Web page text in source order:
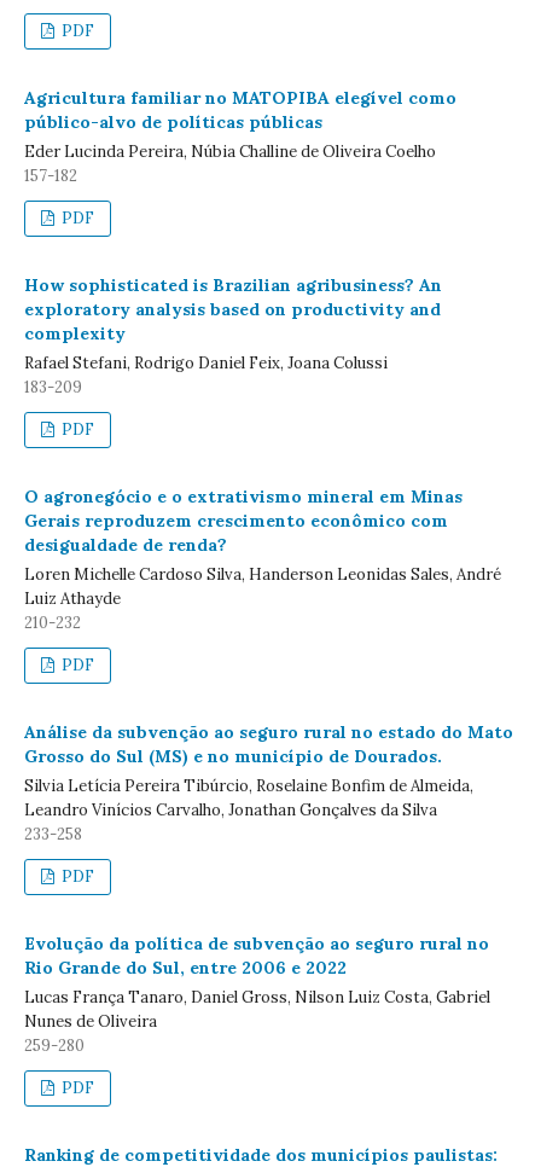
PDF
Agricultura familiar no MATOPIBA elegível como
público-alvo de políticas públicas
Eder Lucinda Pereira, Núbia Challine de Oliveira Coelho
157-182
PDF
How sophisticated is Brazilian agribusiness? An
exploratory analysis based on productivity and
complexity
Rafael Stefani, Rodrigo Daniel Feix, Joana Colussi
183-209
PDF
O agronegócio e o extrativismo mineral em Minas
Gerais reproduzem crescimento econômico com
desigualdade de renda?
Loren Michelle Cardoso Silva, Handerson Leonidas Sales, André
Luiz Athayde
210-232
PDF
Análise da subvenção ao seguro rural no estado do Mato
Grosso do Sul (MS) e no município de Dourados.
Silvia Letícia Pereira Tibúrcio, Roselaine Bonfim de Almeida,
Leandro Vinícios Carvalho, Jonathan Gonçalves da Silva
233-258
PDF
Evolução da política de subvenção ao seguro rural no
Rio Grande do Sul, entre 2006 e 2022
Lucas França Tanaro, Daniel Gross, Nilson Luiz Costa, Gabriel
Nunes de Oliveira
259-280
PDF
Ranking de competitividade dos municípios paulistas: